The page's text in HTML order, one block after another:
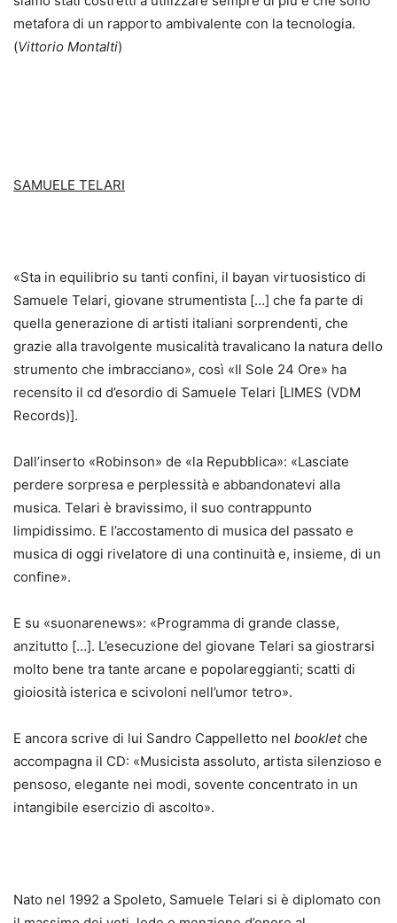
metafora di un rapporto ambivalente con la tecnologia.
(Vittorio Montalti)
SAMUELE TELARI
«Sta in equilibrio su tanti confini, il bayan virtuosistico di
Samuele Telari, giovane strumentista […] che fa parte di
quella generazione di artisti italiani sorprendenti, che
grazie alla travolgente musicalità travalicano la natura dello
strumento che imbracciano», così «Il Sole 24 Ore» ha
recensito il cd d’esordio di Samuele Telari [LIMES (VDM
Records)].
Dall’inserto «Robinson» de «la Repubblica»: «Lasciate
perdere sorpresa e perplessità e abbandonatevi alla
musica. Telari è bravissimo, il suo contrappunto
limpidissimo. E l’accostamento di musica del passato e
musica di oggi rivelatore di una continuità e, insieme, di un
confine».
E su «suonarenews»: «Programma di grande classe,
anzitutto […]. L’esecuzione del giovane Telari sa giostrarsi
molto bene tra tante arcane e popolareggianti; scatti di
gioiosità isterica e scivoloni nell’umor tetro».
E ancora scrive di lui Sandro Cappelletto nel bookletche
accompagna il CD: «Musicista assoluto, artista silenzioso e
pensoso, elegante nei modi, sovente concentrato in un
intangibile esercizio di ascolto».
Nato nel 1992 a Spoleto, Samuele Telari si è diplomato con